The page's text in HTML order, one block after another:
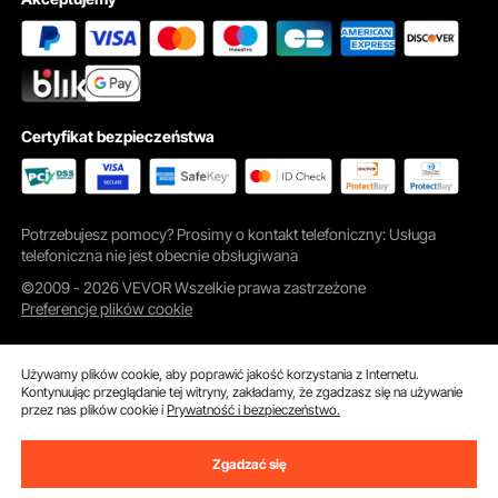
Dodaj do koszyka
Certyfikat bezpieczeństwa
Potrzebujesz pomocy? Prosimy o kontakt telefoniczny: Usługa
telefoniczna nie jest obecnie obsługiwana
©2009 - 2026 VEVOR Wszelkie prawa zastrzeżone
Preferencje plików cookie
Używamy plików cookie, aby poprawić jakość korzystania z Internetu.
Kontynuując przeglądanie tej witryny, zakładamy, że zgadzasz się na używanie
przez nas plików cookie iPrywatność i bezpieczeństwo.
Zgadzać się